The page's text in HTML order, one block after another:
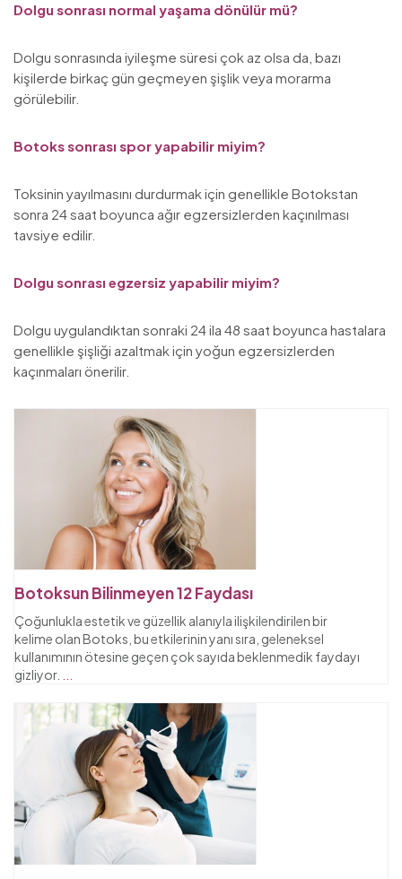
Dolgu sonrası normal yaşama dönülür mü?
Dolgu sonrasında iyileşme süresi çok az olsa da, bazı
kişilerde birkaç gün geçmeyen şişlik veya morarma
görülebilir.
Botoks sonrası spor yapabilir miyim?
Toksinin yayılmasını durdurmak için genellikle Botokstan
sonra 24 saat boyunca ağır egzersizlerden kaçınılması
tavsiye edilir.
Dolgu sonrası egzersiz yapabilir miyim?
Dolgu uygulandıktan sonraki 24 ila 48 saat boyunca hastalara
genellikle şişliği azaltmak için yoğun egzersizlerden
kaçınmaları önerilir.
Botoksun Bilinmeyen 12 Faydası
Çoğunlukla estetik ve güzellik alanıyla ilişkilendirilen bir
kelime olan Botoks, bu etkilerinin yanı sıra, geleneksel
kullanımının ötesine geçen çok sayıda beklenmedik faydayı
gizliyor.